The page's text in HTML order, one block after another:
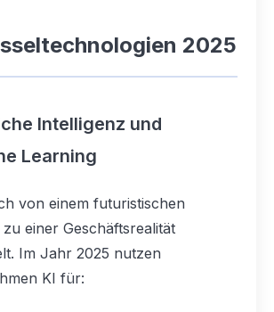
2025
Intelligenz und
Learning
von einem futuristischen
einer Geschäftsrealität
Im Jahr 2025 nutzen
KI für: